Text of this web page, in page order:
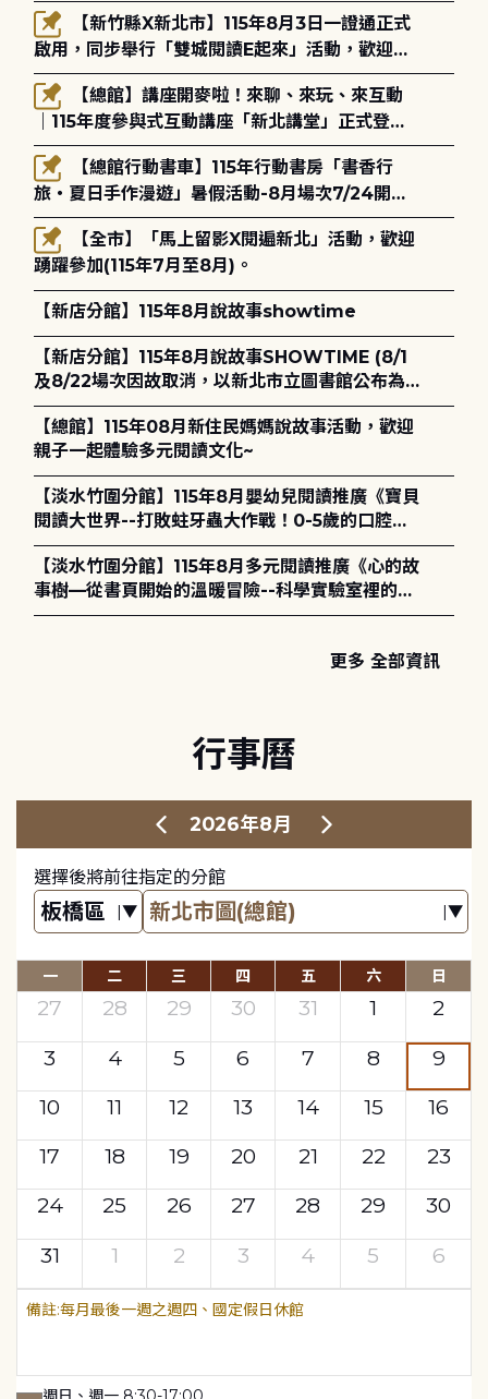
啟用，同步舉行「雙城閱讀E起來」活動，歡迎踴
躍參加(115年8月3日至10月4日)。
｜115年度參與式互動講座「新北講堂」正式登
場！
旅・夏日手作漫遊」暑假活動-8月場次7/24開始
報名
踴躍參加(115年7月至8月)。
【新店分館】115年8月說故事showtime
【新店分館】115年8月說故事SHOWTIME (8/1
及8/22場次因故取消，以新北市立圖書館公布為
主)
【總館】115年08月新住民媽媽說故事活動，歡迎
親子一起體驗多元閱讀文化~
【淡水竹圍分館】115年8月嬰幼兒閱讀推廣《寶貝
閱讀大世界--打敗蛀牙蟲大作戰！0-5歲的口腔照
護全攻略》
【淡水竹圍分館】115年8月多元閱讀推廣《心的故
事樹—從書頁開始的溫暖冒險--科學實驗室裡的放
電章魚》
更多 全部資訊
行事曆
2026年8月
選擇後將前往指定的分館
一 二 三 四 五 六 日
27 28 29 30 31 1
2
3
4 5 6 7 8
9
10
11 12 13 14 15
16
17
18 19 20 21 22
23
24
25 26 27 28 29
30
31
1 2 3 4 5 6
每月最後一週之週四、國定假日休館